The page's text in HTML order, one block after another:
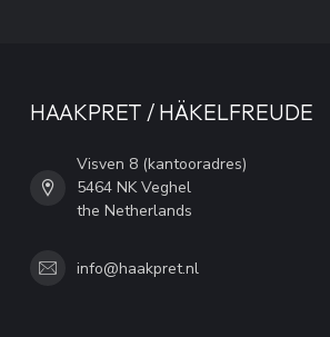
HAAKPRET / HÄKELFREUDE
Visven 8 (kantooradres)
5464 NK Veghel
the Netherlands
info@haakpret.nl